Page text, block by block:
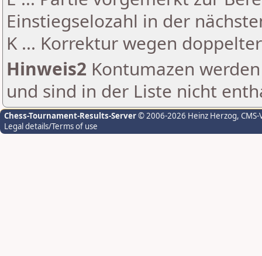
Einstiegselozahl in der
K ... Korrektur wegen
Hinweis2 Kontumazen
und sind in der Liste nicht
Chess-Tournament-Results-Server© 2006-2026 Heinz Herzog,
Legal details/Terms of use